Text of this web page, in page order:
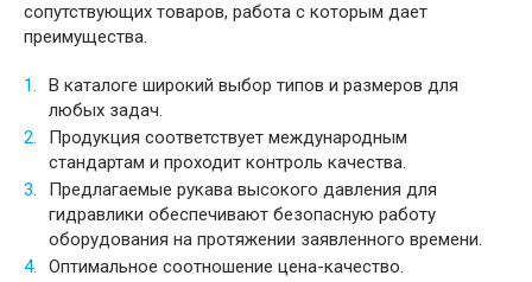
сопутствующих товаров, работа с которым дает
преимущества.
В каталоге широкий выбор типов и размеров для
любых задач.
Продукция соответствует международным
стандартам и проходит контроль качества.
Предлагаемые рукава высокого давления для
гидравлики обеспечивают безопасную работу
оборудования на протяжении заявленного времени.
Оптимальное соотношение цена-качество.